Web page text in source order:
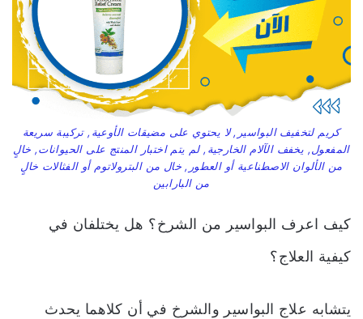
كريم لتخفيف البواسير, لا يحتوي على مضيقات الأوعية, تركيبة سريعة
المفعول, يخفف الآلام الخارجية, لم يتم اختبار المنتج على الحيوانات, خالٍ
من الألوان الاصطناعية أو العطور, خال من البترولاتوم أو الفثالات خالٍ
من البارابين
كيف اعرف البواسير من الشرخ؟ هل يختلفان في
كيفية العلاج؟
يتشابه علاج البواسير والشرخ في أن كلاهما يحدث